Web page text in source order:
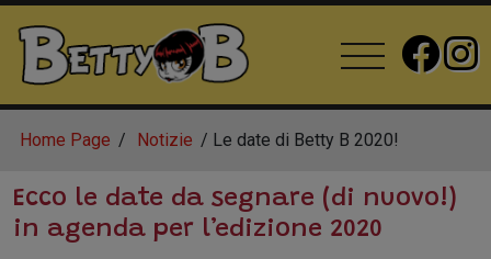
Home Page Notizie Le date di Betty B 2020!
Ecco le date da segnare (di nuovo!)
in agenda per l’edizione 2020